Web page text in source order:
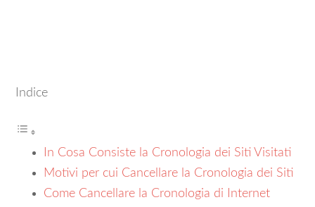
Indice
In Cosa Consiste la Cronologia dei Siti Visitati
Motivi per cui Cancellare la Cronologia dei Siti
Come Cancellare la Cronologia di Internet